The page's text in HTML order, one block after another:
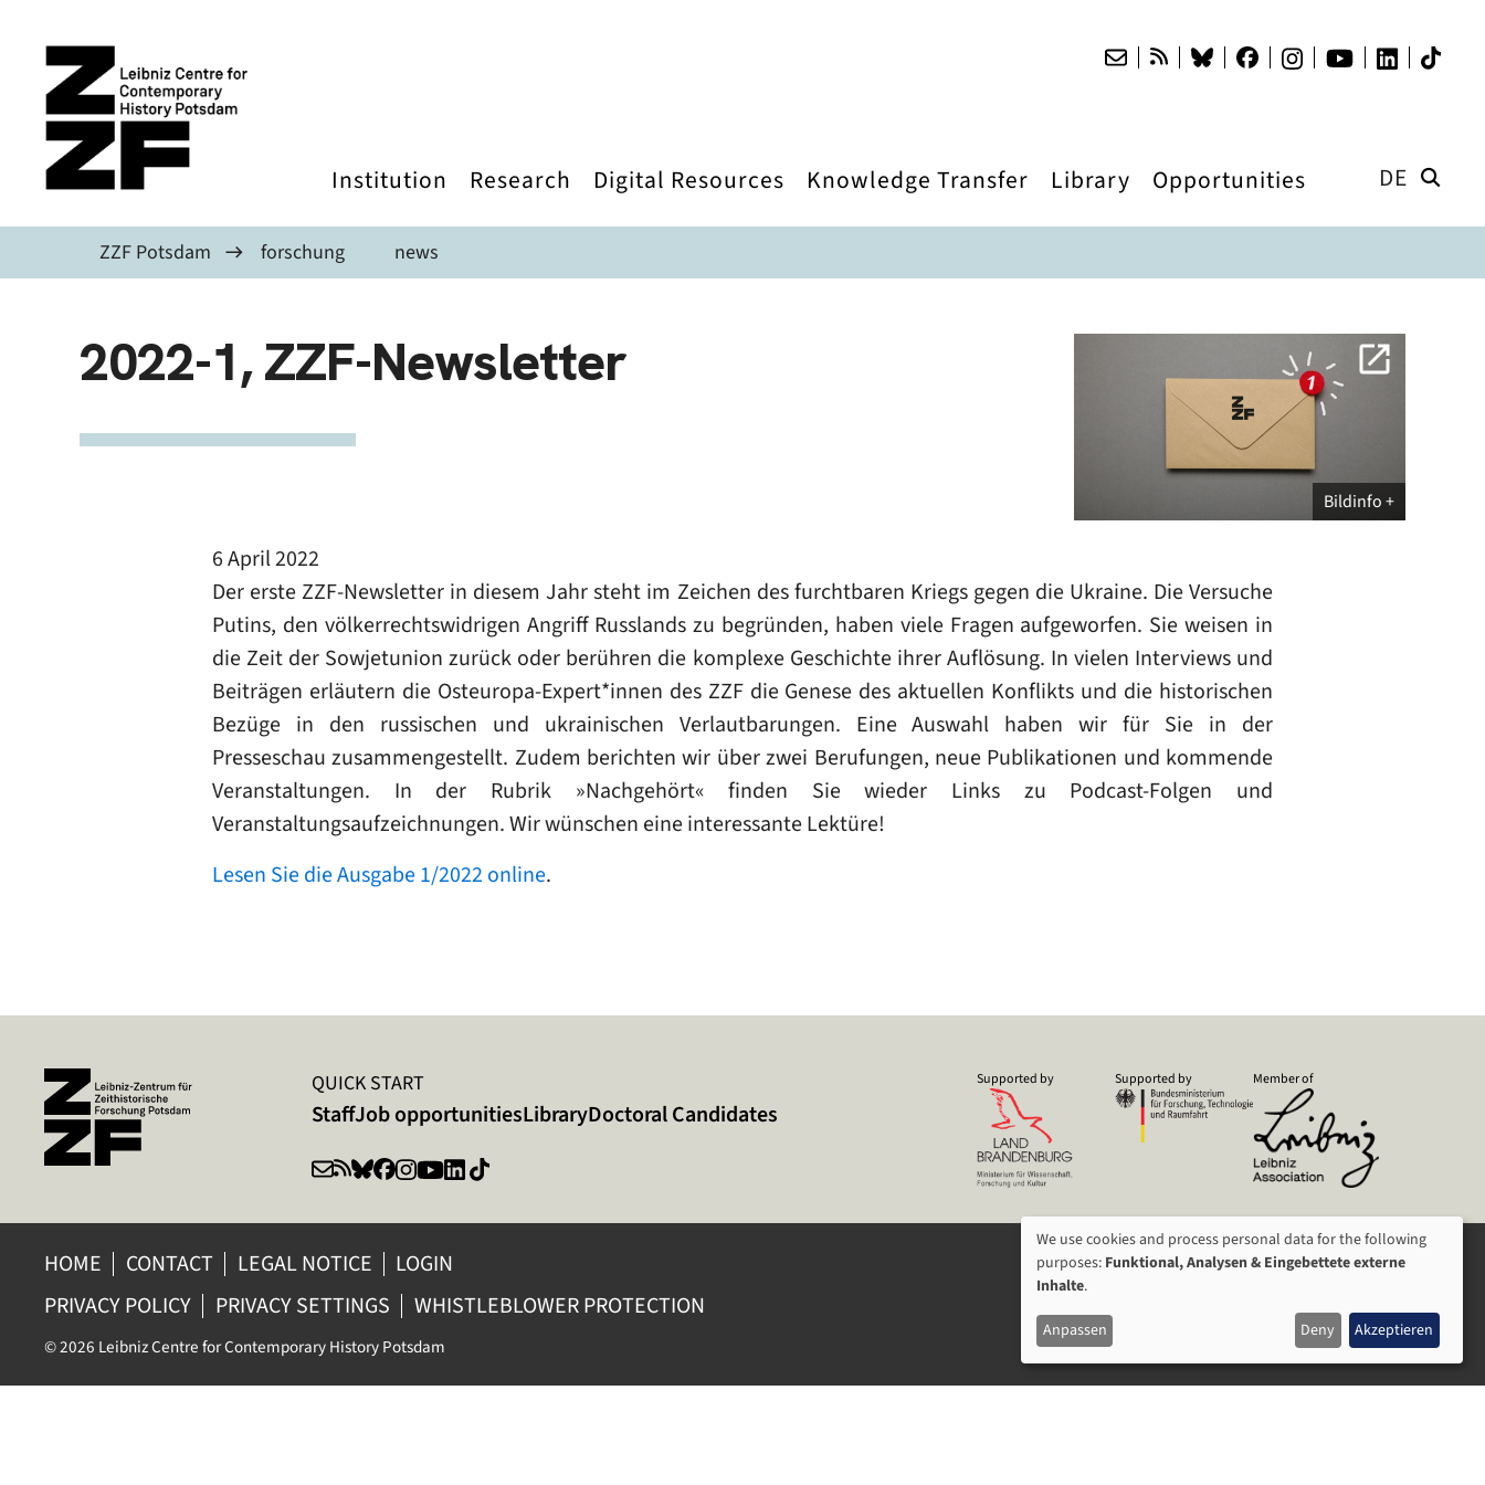
Institution Research Digital Resources Knowledge Transfer Library Opportunities DE
ZZF Potsdam forschung news
2022-1, ZZF-Newsletter
Bildinfo
6 April 2022
Der erste ZZF-Newsletter in diesem Jahr steht im Zeichen des furchtbaren Kriegs gegen die Ukraine. Die Versuche
Putins, den völkerrechtswidrigen Angriff Russlands zu begründen, haben viele Fragen aufgeworfen. Sie weisen in
die Zeit der Sowjetunion zurück oder berühren die komplexe Geschichte ihrer Auflösung. In vielen Interviews und
Beiträgen erläutern die Osteuropa-Expert*innen des ZZF die Genese des aktuellen Konflikts und die historischen
Bezüge in den russischen und ukrainischen Verlautbarungen. Eine Auswahl haben wir für Sie in der
Presseschau zusammengestellt. Zudem berichten wir über zwei Berufungen, neue Publikationen und kommende
Veranstaltungen. In der Rubrik »Nachgehört« finden Sie wieder Links zu Podcast-Folgen und
Veranstaltungsaufzeichnungen. Wir wünschen eine interessante Lektüre!
Lesen Sie die Ausgabe 1/2022 online.
QUICK START
StaffJob opportunitiesLibraryDoctoral Candidates
Supported by Supported by Member of
HOME CONTACT LEGAL NOTICE
LOGIN
PRIVACY POLICY
PRIVACY SETTINGS WHISTLEBLOWER PROTECTION
© 2026 Leibniz Centre for Contemporary History Potsdam
USAGE
OF
PERSONAL
DATA
We use cookies and process personal data for the following
purposes: Funktional, Analysen & Eingebettete externe
Inhalte.
Anpassen Deny Akzeptieren